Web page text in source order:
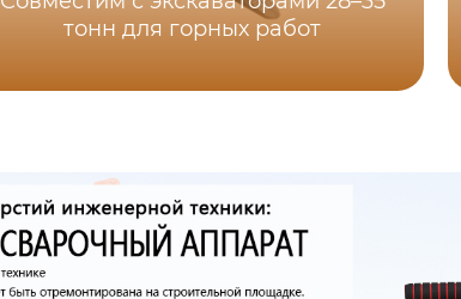
тонн для горных работ